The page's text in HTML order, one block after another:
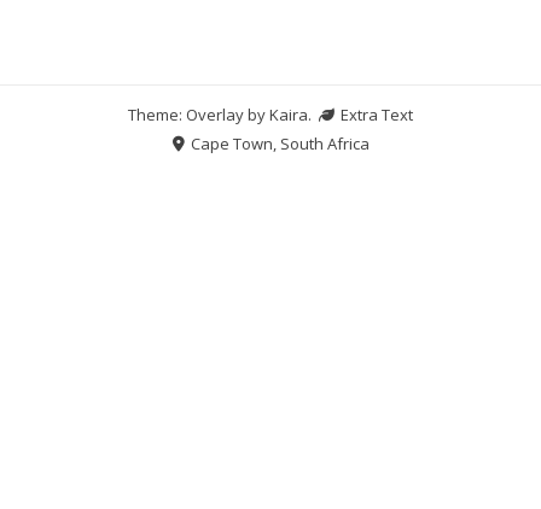
Theme: Overlay byKaira.
Extra Text
Cape Town, South Africa